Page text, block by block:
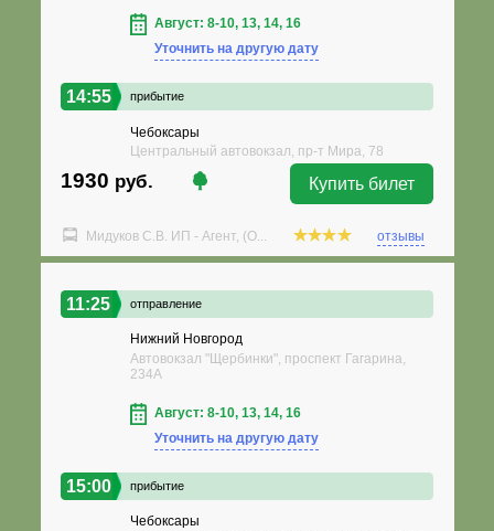
Август: 8-10, 13, 14, 16
Уточнить на другую дату
14:55 прибытие
Чебоксары
Центральный автовокзал, пр-т Мира, 78
1930 руб. Купить билет
Мидуков С.В. ИП - Агент, (О... отзывы
11:25 отправление
Нижний Новгород
Автовокзал "Щербинки", проспект Гагарина,
234А
Август: 8-10, 13, 14, 16
Уточнить на другую дату
15:00 прибытие
Чебоксары